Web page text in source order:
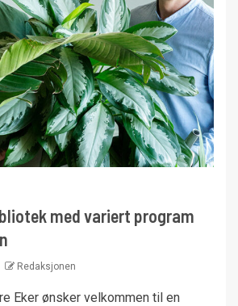
med variert program
Redaksjonen
Eker ønsker velkommen til en